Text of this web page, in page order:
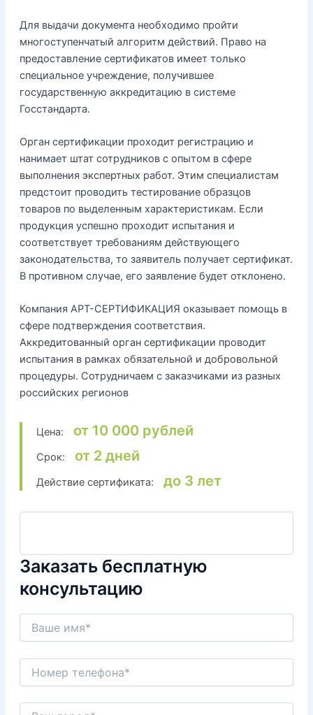
Для выдачи документа необходимо пройти
многоступенчатый алгоритм действий. Право на
предоставление сертификатов имеет только
специальное учреждение, получившее
государственную аккредитацию в системе
Госстандарта.
Орган сертификации проходит регистрацию и
нанимает штат сотрудников с опытом в сфере
выполнения экспертных работ. Этим специалистам
предстоит проводить тестирование образцов
товаров по выделенным характеристикам. Если
продукция успешно проходит испытания и
соответствует требованиям действующего
законодательства, то заявитель получает сертификат.
В противном случае, его заявление будет отклонено.
Компания АРТ-СЕРТИФИКАЦИЯ оказывает помощь в
сфере подтверждения соответствия.
Аккредитованный орган сертификации проводит
испытания в рамках обязательной и добровольной
процедуры. Сотрудничаем с заказчиками из разных
российских регионов
Цена: от 10 000 рублей
Срок: от 2 дней
Действие сертификата: до 3 лет
Заказать бесплатную
консультацию